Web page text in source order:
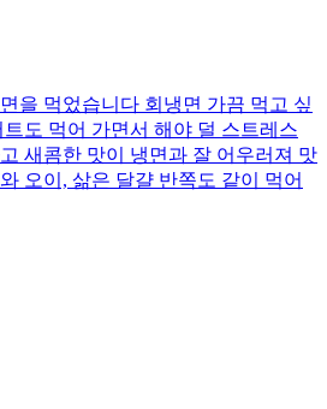
을 먹었습니다 회냉면 가끔 먹고 싶
도 먹어 가면서 해야 덜 스트레스
새콤한 맛이 냉면과 잘 어우러져 맛
오이, 삶은 달걀 반쪽도 같이 먹어